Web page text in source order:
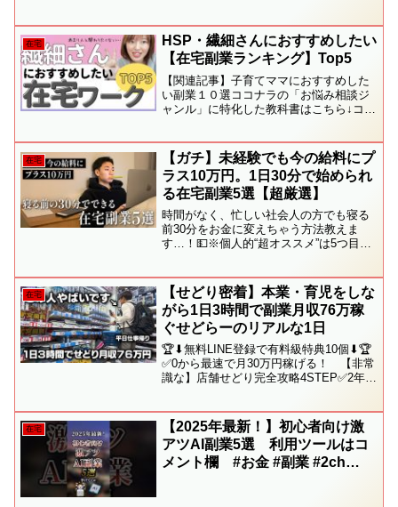
完成次第、お届けさせていただきます🤲
少々おまち...
在宅
HSP・繊細さんにおすすめしたい
【在宅副業ランキング】Top5
【関連記事】子育てママにおすすめした
い副業１０選ココナラの「お悩み相談ジ
ャンル」に特化した教科書はこちら↓ココ
リングルームでは、より安価で、場所や
形式に縛られる...
在宅
【ガチ】未経験でも今の給料にプ
ラス10万円。1日30分で始められ
る在宅副業5選【超厳選】
時間がなく、忙しい社会人の方でも寝る
前30分をお金に変えちゃう方法教えま
す…！💵※個人的“超オススメ”は5つ目👀
てください！🙆‍♂️━━━━━━━━━━━━━━━━...
在宅
【せどり密着】本業・育児をしな
がら1日3時間で副業月収76万稼
ぐせどらーのリアルな1日
🏆⬇無料LINE登録で有料級特典10個⬇🏆
✅0から最速で月30万円稼げる！ 【非常
識な】店舗せどり完全攻略4STEP✅2年分
ト図鑑✅9割のせどらーが知らない意...
在宅
【2025年最新！】初心者向け激
アツAI副業5選 利用ツールはコ
メント欄 #お金 #副業 #2ch